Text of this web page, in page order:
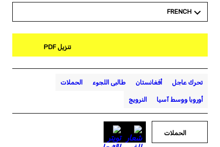
FRENCH
تنزيل PDF
تحرك عاجل أفغانستان طالبى اللجوء الحملات
أوروبا ووسط آسيا النرويج
الحملات